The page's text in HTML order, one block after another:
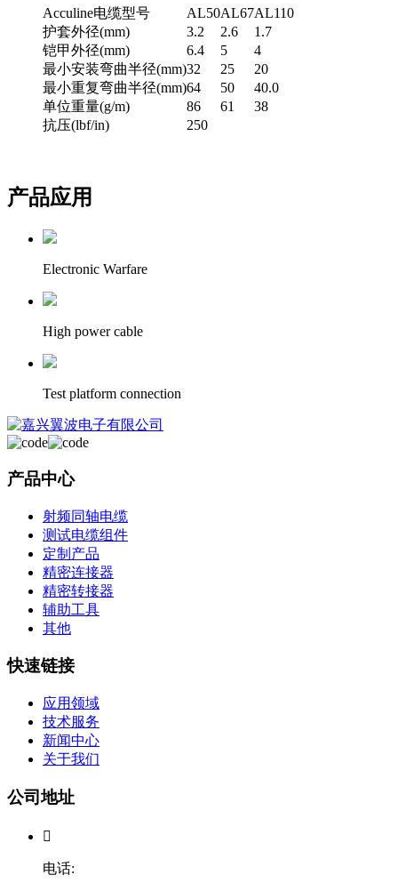
Acculine电缆型号 AL50AL67AL110
护套外径(mm)
3.2 2.6
1.7
铠甲外径(mm)
6.4 5
4
最小安装弯曲半径(mm)32 25
20
最小重复弯曲半径(mm)64 50
40.0
单位重量(g/m)
86 61
38
抗压(lbf/in)
250
产品应用
Electronic Warfare
High power cable
Test platform connection
产品中心
射频同轴电缆
测试电缆组件
定制产品
精密连接器
精密转接器
辅助工具
其他
快速链接
应用领域
技术服务
新闻中心
关于我们
公司地址

电话: